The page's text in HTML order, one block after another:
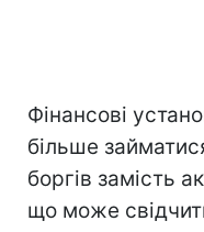
Фінансові
більше
боргів замість
що може